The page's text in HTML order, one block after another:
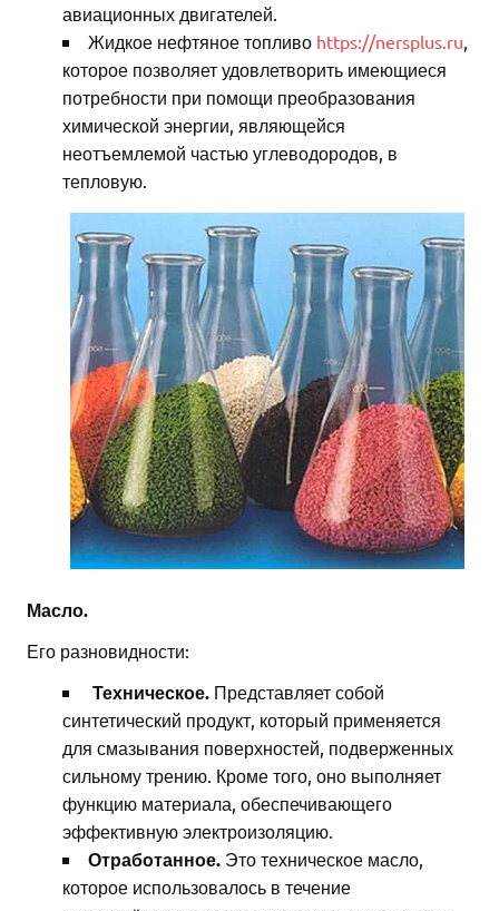
авиационных двигателей.
Жидкое нефтяное топливо https://nersplus.ru
которое позволяет удовлетворить имеющиеся
потребности при помощи преобразования
химической энергии, являющейся
неотъемлемой частью углеводородов, в
тепловую.
Масло.
Его разновидности:
Техническое. Представляет собой
синтетический продукт, который применяется
для смазывания поверхностей, подверженных
сильному трению. Кроме того, оно выполняет
функцию материала, обеспечивающего
эффективную электроизоляцию.
Отработанное. Это техническое масло,
которое использовалось в течение